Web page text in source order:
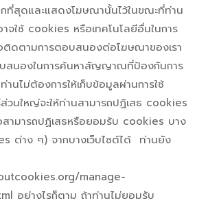
ที่สุดและแสดงโฆษณานั้นไว้ในขณะที่ท่าน
าจใช้ cookies หรือเทคโนโลยีอื่นในการ
ดตามการตอบสนองต่อโฆษณาของเรา
บสนองในการค้นหาสัญญาณที่ป้องกันการ
านไม่ต้องการให้เก็บข้อมูลผ่านการใช้
วนใหญ่จะให้ท่านสามารถปฏิเสธ cookies
ามารถปฏิเสธหรือยอมรับ cookies บาง
ต่าง ๆ) จากบางเว็บไซต์ได้ ท่านยัง
manage-
อย่างไรก็ตาม ถ้าท่านไม่ยอมรับ